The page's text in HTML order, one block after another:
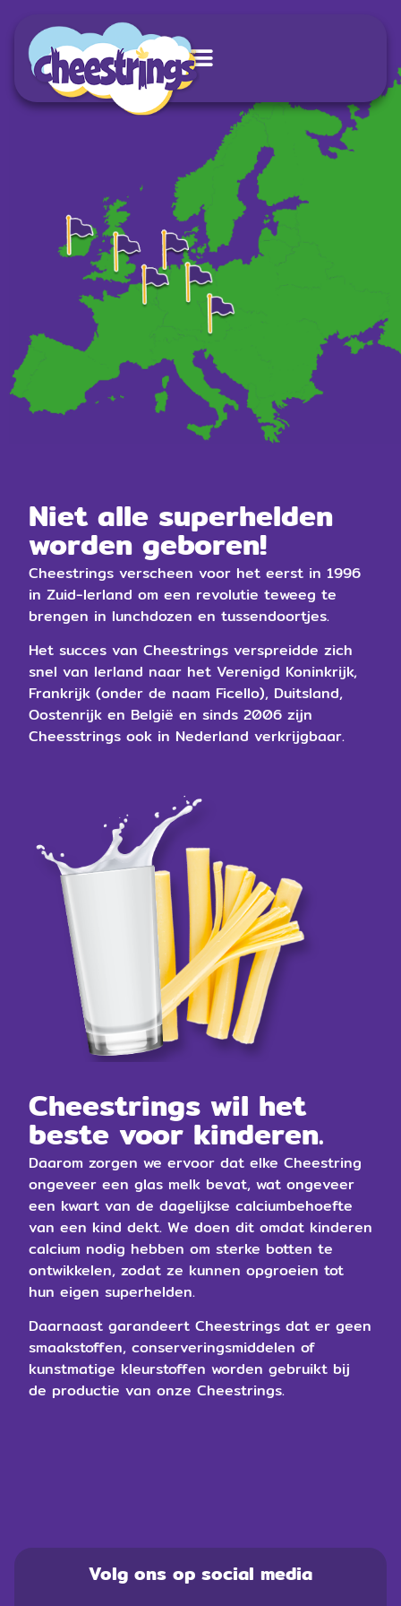
​Niet alle superhelden
worden geboren!
Cheestrings verscheen voor het eerst in 1996
in Zuid-Ierland om een revolutie teweeg te
brengen in lunchdozen en tussendoortjes.
Het succes van Cheestrings verspreidde zich
snel van Ierland naar het Verenigd Koninkrijk,
Frankrijk (onder de naam Ficello), Duitsland,
Oostenrijk en België en sinds 2006 zijn
Cheesstrings ook in Nederland verkrijgbaar.
Cheestrings wil het
beste voor kinderen.
Daarom zorgen we ervoor dat elke Cheestring
ongeveer een glas melk bevat, wat ongeveer
een kwart van de dagelijkse calciumbehoefte
van een kind dekt. We doen dit omdat kinderen
calcium nodig hebben om sterke botten te
ontwikkelen, zodat ze kunnen opgroeien tot
hun eigen superhelden.​
Daarnaast garandeert Cheestrings dat er geen
smaakstoffen, conserveringsmiddelen of
kunstmatige kleurstoffen worden gebruikt bij
de productie van onze Cheestrings.
Volg ons op social media